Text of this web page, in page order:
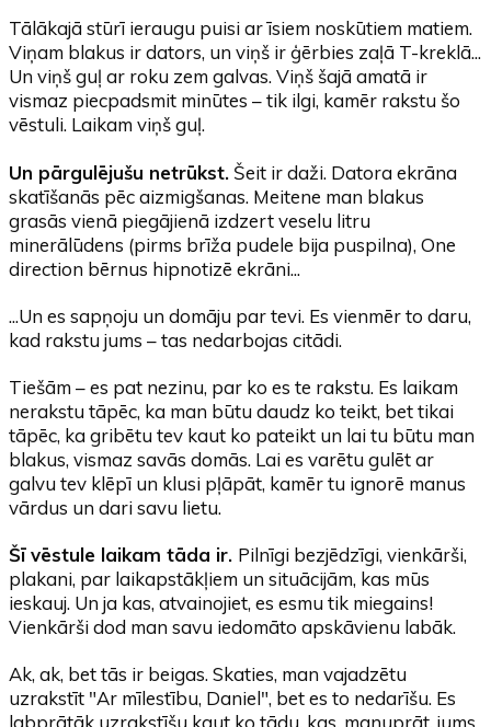
Tālākajā stūrī ieraugu puisi ar īsiem noskūtiem matiem.
Viņam blakus ir dators, un viņš ir ģērbies zaļā T-kreklā...
Un viņš guļ ar roku zem galvas. Viņš šajā amatā ir
vismaz piecpadsmit minūtes – tik ilgi, kamēr rakstu šo
vēstuli. Laikam viņš guļ.
Un pārgulējušu netrūkst. Šeit ir daži. Datora ekrāna
skatīšanās pēc aizmigšanas. Meitene man blakus
grasās vienā piegājienā izdzert veselu litru
minerālūdens (pirms brīža pudele bija puspilna), One
direction bērnus hipnotizē ekrāni...
...Un es sapņoju un domāju par tevi. Es vienmēr to daru,
kad rakstu jums – tas nedarbojas citādi.
Tiešām – es pat nezinu, par ko es te rakstu. Es laikam
nerakstu tāpēc, ka man būtu daudz ko teikt, bet tikai
tāpēc, ka gribētu tev kaut ko pateikt un lai tu būtu man
blakus, vismaz savās domās. Lai es varētu gulēt ar
galvu tev klēpī un klusi pļāpāt, kamēr tu ignorē manus
vārdus un dari savu lietu.
Šī vēstule laikam tāda ir. Pilnīgi bezjēdzīgi, vienkārši,
plakani, par laikapstākļiem un situācijām, kas mūs
ieskauj. Un ja kas, atvainojiet, es esmu tik miegains!
Vienkārši dod man savu iedomāto apskāvienu labāk.
Ak, ak, bet tās ir beigas. Skaties, man vajadzētu
uzrakstīt "Ar mīlestību, Daniel", bet es to nedarīšu. Es
labprātāk uzrakstīšu kaut ko tādu, kas, manuprāt, jums